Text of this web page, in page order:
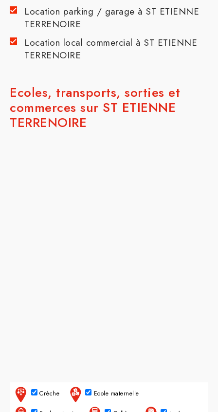
Location parking / garage à ST ETIENNE
TERRENOIRE
Location local commercial à ST ETIENNE
TERRENOIRE
Ecoles, transports, sorties et
commerces sur ST ETIENNE
TERRENOIRE
Crèche Ecole maternelle